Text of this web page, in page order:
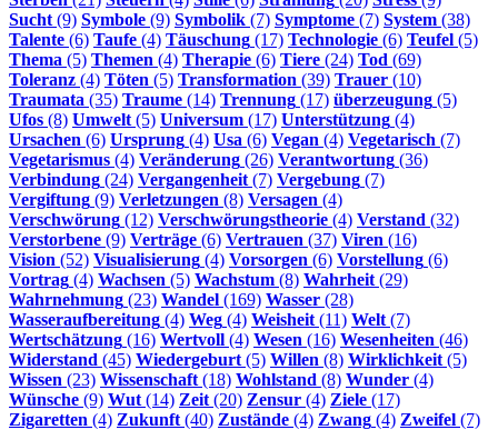
Sucht (9) Symbole (9) Symbolik (7) Symptome (7) System (38)
Talente (6) Taufe (4) Täuschung (17) Technologie (6) Teufel (5)
Thema (5) Themen (4) Therapie (6) Tiere (24) Tod (69)
Toleranz (4) Töten (5) Transformation (39) Trauer (10)
Traumata (35) Traume (14) Trennung (17) überzeugung (5)
Ufos (8) Umwelt (5) Universum (17) Unterstützung (4)
Ursachen (6) Ursprung (4) Usa (6) Vegan (4) Vegetarisch (7)
Vegetarismus (4) Veränderung (26) Verantwortung (36)
Verbindung (24) Vergangenheit (7) Vergebung (7)
Vergiftung (9) Verletzungen (8) Versagen (4)
Verschwörung (12) Verschwörungstheorie (4) Verstand (32)
Verstorbene (9) Verträge (6) Vertrauen (37) Viren (16)
Vision (52) Visualisierung (4) Vorsorgen (6) Vorstellung (6)
Vortrag (4) Wachsen (5) Wachstum (8) Wahrheit (29)
Wahrnehmung (23) Wandel (169) Wasser (28)
Wasseraufbereitung (4) Weg (4) Weisheit (11) Welt (7)
Wertschätzung (16) Wertvoll (4) Wesen (16) Wesenheiten (46)
Widerstand (45) Wiedergeburt (5) Willen (8) Wirklichkeit (5)
Wissen (23) Wissenschaft (18) Wohlstand (8) Wunder (4)
Wünsche (9) Wut (14) Zeit (20) Zensur (4) Ziele (17)
Zigaretten (4) Zukunft (40) Zustände (4) Zwang (4) Zweifel (7)